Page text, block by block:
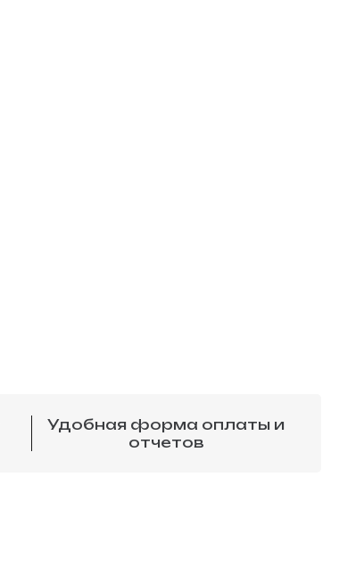
Удобная форма оплаты и
отчетов